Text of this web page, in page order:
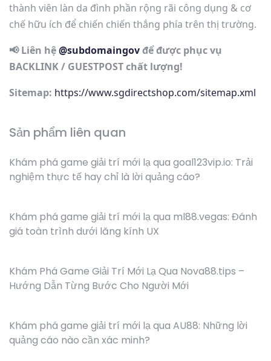
thành viên làn da đình phần rộng rãi công dụng & cơ
chế hữu ích để chiến chiến thắng phía trên thị trường.
📢 Liên hệ@subdomaingovđể được phục vụ
BACKLINK / GUESTPOST chất lượng!
Sitemap: https://www.sgdirectshop.com/sitemap.xml
Sản phẩm liên quan
Khám phá game giải trí mới lạ qua goal123vip.io: Trải
nghiệm thực tế hay chỉ là lời quảng cáo?
Khám phá game giải trí mới lạ qua ml88.vegas: Đánh
giá toàn trình dưới lăng kính UX
Khám Phá Game Giải Trí Mới Lạ Qua Nova88.tips –
Hướng Dẫn Từng Bước Cho Người Mới
Khám phá game giải trí mới lạ qua AU88: Những lời
quảng cáo nào cần xác minh?